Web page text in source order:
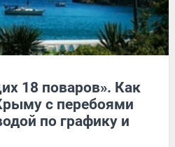
18 поваров». Как
с перебоями
по графику и